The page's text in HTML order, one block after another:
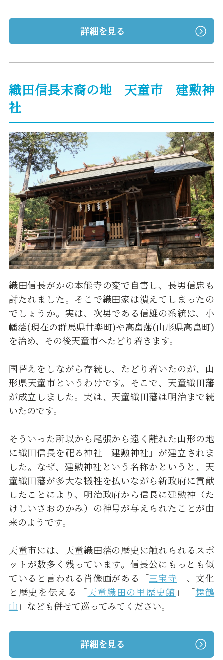
詳細を見る
織田信長末裔の地 天童市 建勲神
社
織田信長がかの本能寺の変で自害し、長男信忠も
討たれました。そこで織田家は潰えてしまったの
でしょうか。実は、次男である信雄の系統は、小
幡藩(現在の群馬県甘楽町)や高畠藩(山形県高畠町)
を治め、その後天童市へたどり着きます。
国替えをしながら存続し、たどり着いたのが、山
形県天童市というわけです。そこで、天童織田藩
が成立しました。実は、天童織田藩は明治まで続
いたのです。
そういった所以から尾張から遠く離れた山形の地
に織田信長を祀る神社「建勲神社」が建立されま
した。なぜ、建勲神社という名称かというと、天
童織田藩が多大な犠牲を払いながら新政府に貢献
したことにより、明治政府から信長に建勲神（た
けしいさおのかみ）の神号が与えられたことが由
来のようです。
天童市には、天童織田藩の歴史に触れられるスポ
ットが数多く残っています。信長公にもっとも似
ていると言われる肖像画がある「三宝寺 」、文化
と歴史を伝える「天童織田の里歴史館 」「舞鶴
山 」なども併せて巡ってみてください。
詳細を見る